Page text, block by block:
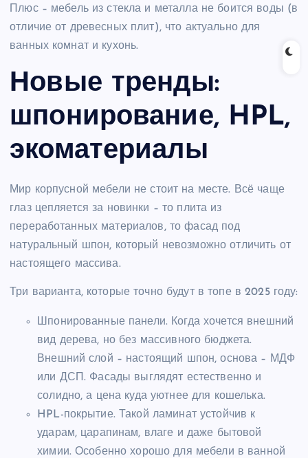
Плюс – мебель из стекла и металла не боится воды (в
отличие от древесных плит), что актуально для
ванных комнат и кухонь.
Новые тренды:
шпонирование, HPL,
экоматериалы
Мир корпусной мебели не стоит на месте. Всё чаще
глаз цепляется за новинки – то плита из
переработанных материалов, то фасад под
натуральный шпон, который невозможно отличить от
настоящего массива.
Три варианта, которые точно будут в топе в 2025 году:
Шпонированные панели. Когда хочется внешний
вид дерева, но без массивного бюджета.
Внешний слой – настоящий шпон, основа – МДФ
или ДСП. Фасады выглядят естественно и
солидно, а цена куда уютнее для кошелька.
HPL-покрытие. Такой ламинат устойчив к
ударам, царапинам, влаге и даже бытовой
химии. Особенно хорошо для мебели в ванной